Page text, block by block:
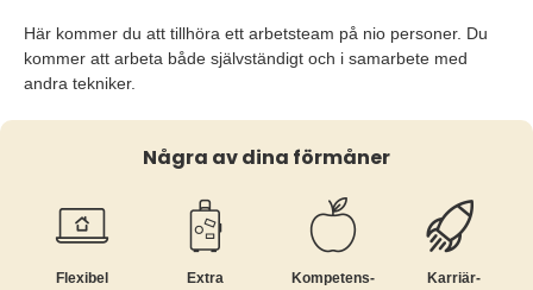
Här kommer du att tillhöra ett arbetsteam på nio personer. Du
kommer att arbeta både självständigt och i samarbete med
andra tekniker.
Några av dina förmåner
Flexibel
Extra
Kompetens­
Karriär­